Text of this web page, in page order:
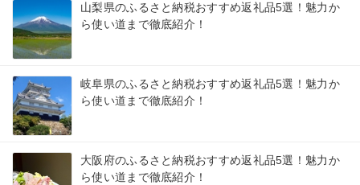
山梨県のふるさと納税おすすめ返礼品5選！魅力か
ら使い道まで徹底紹介！
岐阜県のふるさと納税おすすめ返礼品5選！魅力か
ら使い道まで徹底紹介！
大阪府のふるさと納税おすすめ返礼品5選！魅力か
ら使い道まで徹底紹介！